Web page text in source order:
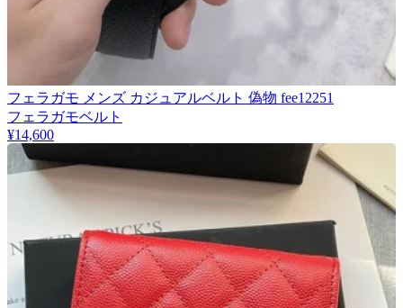
フェラガモ メンズ カジュアルベルト 偽物 fee12251
フェラガモベルト
¥14,600